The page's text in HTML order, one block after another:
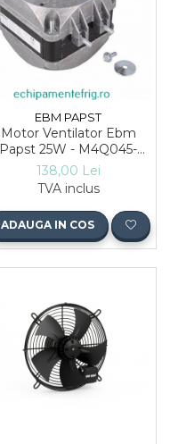
EBM PAPST
Motor Ventilator Ebm
Papst 25W - M4Q045-
EA01-75
138,00 Lei
TVA inclus
ADAUGA IN COS